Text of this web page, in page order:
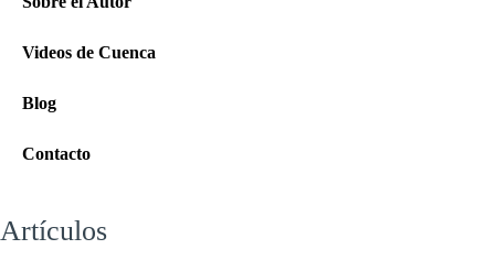
Videos de Cuenca
Blog
Contacto
Artículos